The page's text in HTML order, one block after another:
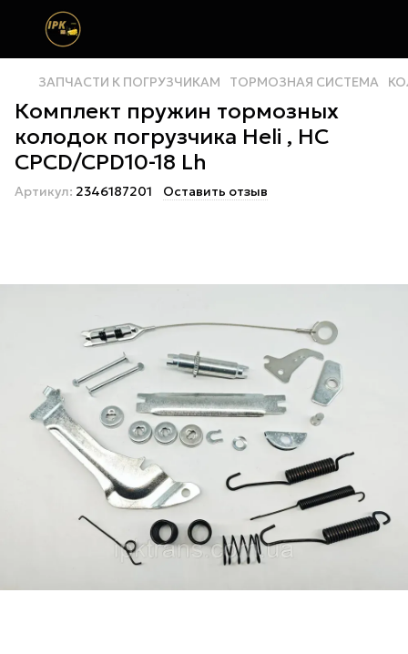
ЗАПЧАСТИ К ПОГРУЗЧИКАМ ТОРМОЗНАЯ СИСТЕМА
Комплект пружин тормозных
колодок погрузчика Heli , НС
CPCD/CPD10-18 Lh
Артикул: 2346187201 Оставить отзыв